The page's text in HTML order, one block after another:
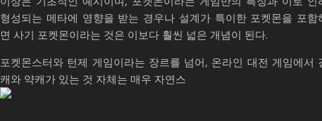
형성되는 메타에 영향을 받는 경우나 설계가 특이한 포켓몬을 포함
면 사기 포켓몬이라는 것은 이보다 훨씬 넓은 개념이 된다.
포켓몬스터와 턴제 게임이라는 장르를 넘어, 온라인 대전 게임에서
캐와 약캐가 있는 것 자체는 매우 자연스